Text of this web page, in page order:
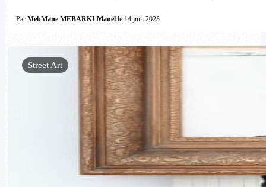
Par MebMane MEBARKI Manelle 14 juin 2023
Street Art